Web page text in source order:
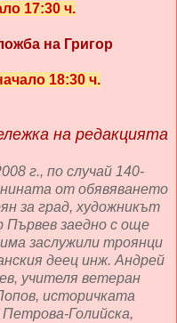
17:30 ч.
на Григор
18:30 ч.
на редакцията
г., по случай 140-
от обявяването
за град, художникът
Първев заедно с още
заслужили троянци
деец инж. Андрей
учителя ветеран
историчката
Голийска,